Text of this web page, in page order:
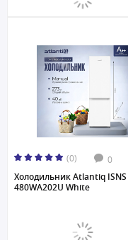
(0) 0
Холодильник Atlantiq ISNS
480WA202U White